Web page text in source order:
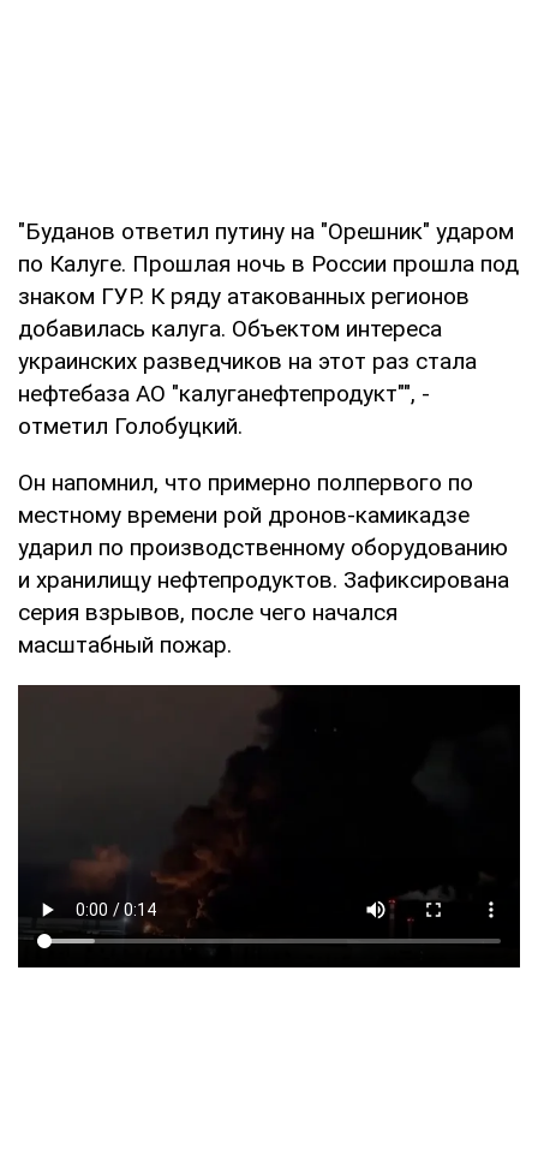
"Буданов ответил путину на "Орешник" ударом
по Калуге. Прошлая ночь в России прошла под
знаком ГУР. К ряду атакованных регионов
добавилась калуга. Объектом интереса
украинских разведчиков на этот раз стала
нефтебаза АО "калуганефтепродукт"", -
отметил Голобуцкий.
Он напомнил, что примерно полпервого по
местному времени рой дронов-камикадзе
ударил по производственному оборудованию
и хранилищу нефтепродуктов. Зафиксирована
серия взрывов, после чего начался
масштабный пожар.